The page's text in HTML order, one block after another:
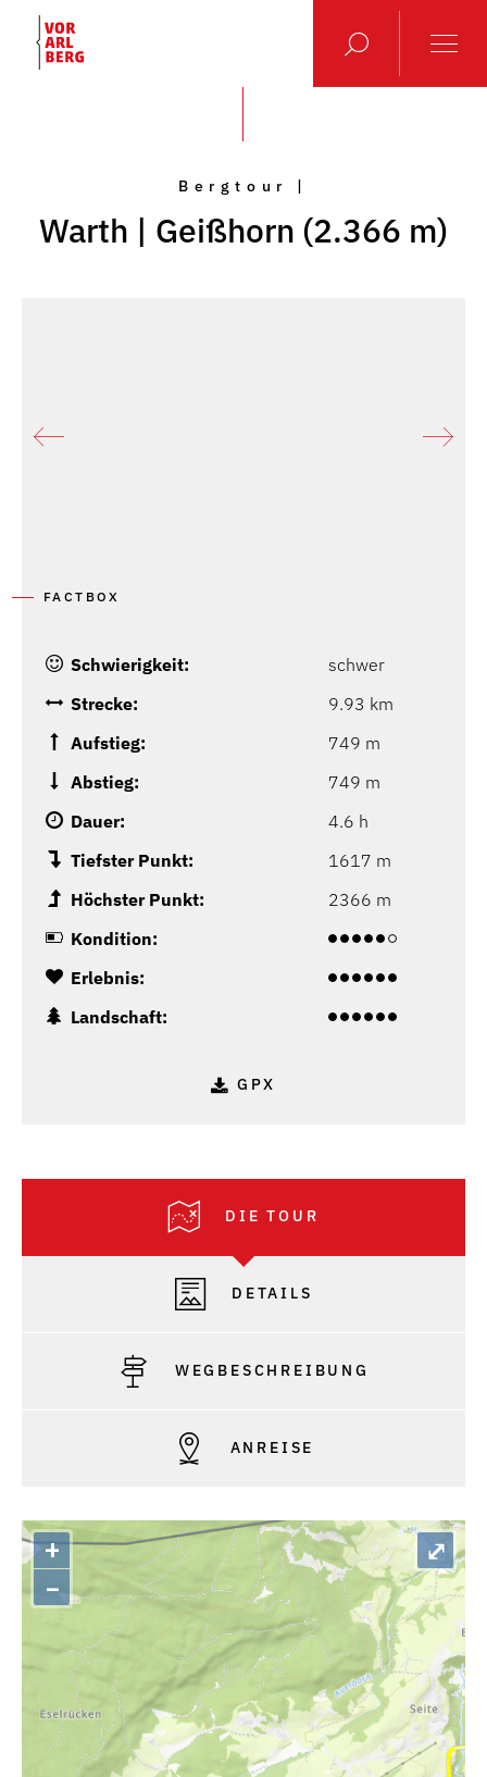
Bergtour |
Warth | Geißhorn (2.366 m)
FACTBOX
Schwierigkeit:
schwer
Strecke:
9.93 km
Aufstieg:
749 m
Abstieg:
749 m
Dauer:
4.6 h
Tiefster Punkt:
1617 m
Höchster Punkt:
2366 m
Kondition:
Erlebnis:
Landschaft:
GPX
DIE TOUR
DETAILS
WEGBESCHREIBUNG
ANREISE
+
–
⤢